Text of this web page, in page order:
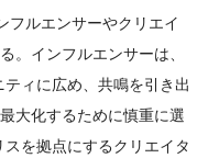
ルエンサーやクリエイ
。インフルエンサーは、
ィに広め、共鳴を引き出
大化するために慎重に選
を拠点にするクリエイタ